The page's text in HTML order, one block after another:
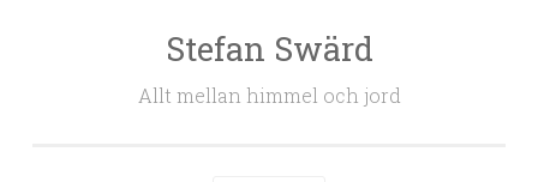
Stefan Swärd
Allt mellan himmel och jord